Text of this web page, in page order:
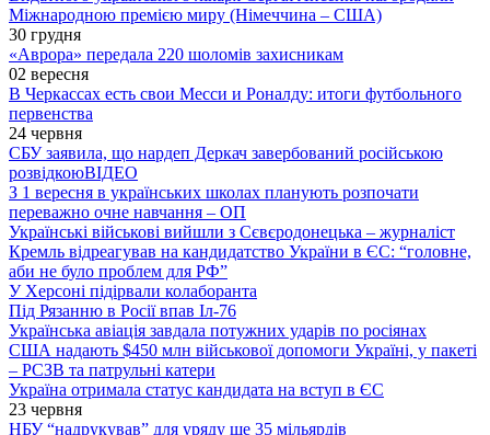
Міжнародною премією миру (Німеччина – США)
30 грудня
«Аврора» передала 220 шоломів захисникам
02 вересня
В Черкассах есть свои Месси и Роналду: итоги футбольного
первенства
24 червня
СБУ заявила, що нардеп Деркач завербований російською
розвідкоюВІДЕО
З 1 вересня в українських школах планують розпочати
переважно очне навчання – ОП
Українські військові вийшли з Сєвєродонецька – журналіст
Кремль відреагував на кандидатство України в ЄС: “головне,
аби не було проблем для РФ”
У Херсоні підірвали колаборанта
Під Рязанню в Росії впав Іл-76
Українська авіація завдала потужних ударів по росіянах
США надають $450 млн військової допомоги Україні, у пакеті
– РСЗВ та патрульні катери
Україна отримала статус кандидата на вступ в ЄС
23 червня
НБУ “надрукував” для уряду ще 35 мільярдів